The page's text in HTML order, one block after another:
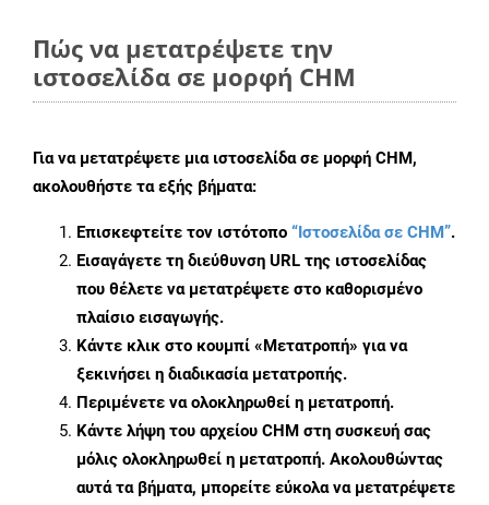
Πώς να μετατρέψετε την
ιστοσελίδα σε μορφή CHM
Για να μετατρέψετε μια ιστοσελίδα σε μορφή CHM,
ακολουθήστε τα εξής βήματα:
Επισκεφτείτε τον ιστότοπο “Ιστοσελίδα σε CHM”.
Εισαγάγετε τη διεύθυνση URL της ιστοσελίδας
που θέλετε να μετατρέψετε στο καθορισμένο
πλαίσιο εισαγωγής.
Κάντε κλικ στο κουμπί «Μετατροπή» για να
ξεκινήσει η διαδικασία μετατροπής.
Περιμένετε να ολοκληρωθεί η μετατροπή.
Κάντε λήψη του αρχείου CHM στη συσκευή σας
μόλις ολοκληρωθεί η μετατροπή. Ακολουθώντας
αυτά τα βήματα, μπορείτε εύκολα να μετατρέψετε